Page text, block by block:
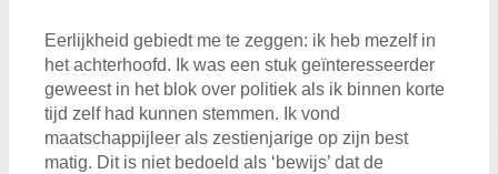
Eerlijkheid gebiedt me te zeggen: ik heb mezelf in
het achterhoofd. Ik was een stuk geïnteresseerder
geweest in het blok over politiek als ik binnen korte
tijd zelf had kunnen stemmen. Ik vond
maatschappijleer als zestienjarige op zijn best
matig. Dit is niet bedoeld als ‘bewijs’ dat de